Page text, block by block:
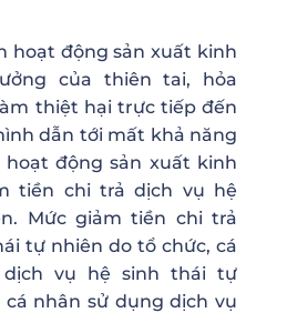
hoạt động sản xuất kinh
của thiên tai, hỏa
thiệt hại trực tiếp đến
dẫn tới mất khả năng
động sản xuất kinh
tiền chi trả dịch vụ hệ
Mức giảm tiền chi trả
tự nhiên do tổ chức, cá
vụ hệ sinh thái tự
nhân sử dụng dịch vụ